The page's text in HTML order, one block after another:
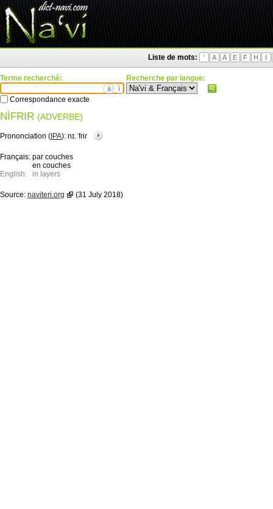
Liste de mots: ' A Ä E F H I
Terme recherché:
ä ì
Correspondance exacte
Recherche par langue:
NÌFRIR (ADVERBE)
Prononciation ( IPA): nɪ.ˈfɾiɾ
Français: par couches
en couches
English:
in layers
Source: naviteri.org (31 July 2018)